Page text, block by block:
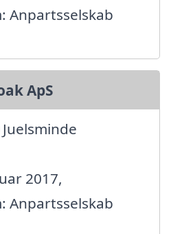
Anpartsselskab
ApS
2017,
Anpartsselskab